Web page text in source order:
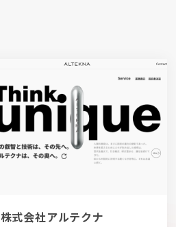
株式会社アルテクナ